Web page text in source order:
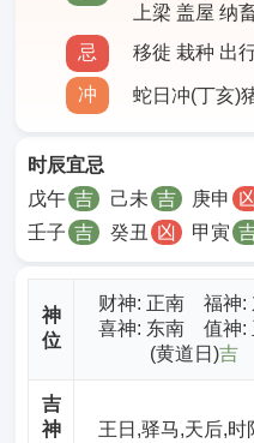
上梁 盖屋 纳
忌
移徙 栽种 出
冲 蛇日冲(丁亥)
时辰宜忌
壬子 吉 癸丑 凶 甲寅
戊午 吉 己未 吉 庚申
神
位
财神: 正南 福神:
喜神: 东南 值神:
(黄道日)吉
吉
神
王日,驿马,天后,时